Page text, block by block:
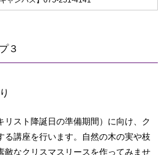
３
リスト降誕日の準備期間）に向け、ク
る講座を行います。自然の木の実や枝
敵なクリスマスリースを作ってみませ